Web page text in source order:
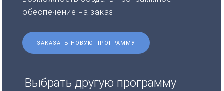
обеспечение на заказ.
ЗАКАЗАТЬ НОВУЮ ПРОГРАММУ
Выбрать другую программу